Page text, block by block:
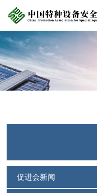
促进会新闻